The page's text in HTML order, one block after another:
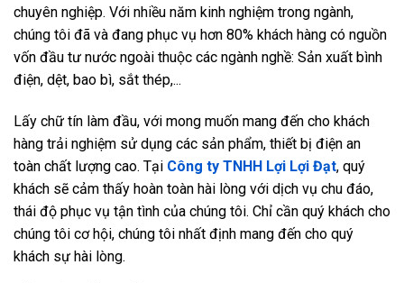
chuyên nghiệp. Với nhiều năm kinh nghiệm trong ngành,
chúng tôi đã và đang phục vụ hơn 80% khách hàng có nguồn
vốn đầu tư nước ngoài thuộc các ngành nghề: Sản xuất bình
điện, dệt, bao bì, sắt thép,...
Lấy chữ tín làm đầu, với mong muốn mang đến cho khách
hàng trải nghiệm sử dụng các sản phẩm, thiết bị điện an
toàn chất lượng cao. Tại Công ty TNHH Lợi Lợi Đạt, quý
khách sẽ cảm thấy hoàn toàn hài lòng với dịch vụ chu đáo,
thái độ phục vụ tận tình của chúng tôi. Chỉ cần quý khách cho
chúng tôi cơ hội, chúng tôi nhất định mang đến cho quý
khách sự hài lòng.